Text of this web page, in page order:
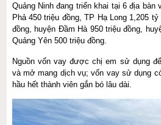
Quảng Ninh đang triển khai tại 6 địa
Phả 450 triệu đồng, TP Hạ Long 1,205
đồng, huyện Đầm Hà 950 triệu đồng,
Quảng Yên 500 triệu đồng.
Nguồn vốn vay được chị em sử dụng
và mở mang dịch vụ; vốn vay sử dụng
hầu hết thành viên gắn bó lâu dài.